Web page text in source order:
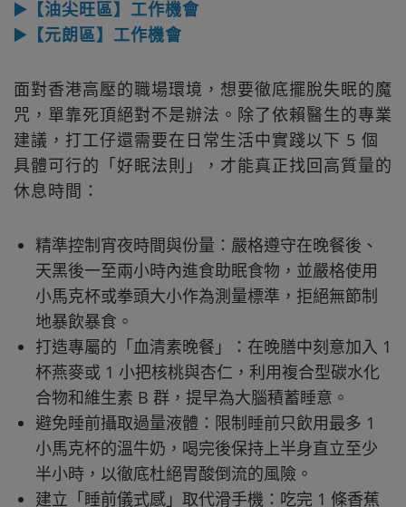
▶️【油尖旺區】工作機會
▶️【元朗區】工作機會
面對香港高壓的職場環境，想要徹底擺脫失眠的魔
咒，單靠死頂絕對不是辦法。除了依賴醫生的專業
建議，打工仔還需要在日常生活中實踐以下 5 個
具體可行的「好眠法則」，才能真正找回高質量的
休息時間：
精準控制宵夜時間與份量：嚴格遵守在晚餐後、
天黑後一至兩小時內進食助眠食物，並嚴格使用
小馬克杯或拳頭大小作為測量標準，拒絕無節制
地暴飲暴食。
打造專屬的「血清素晚餐」：在晚膳中刻意加入 1
杯燕麥或 1 小把核桃與杏仁，利用複合型碳水化
合物和維生素 B 群，提早為大腦積蓄睡意。
避免睡前攝取過量液體：限制睡前只飲用最多 1
小馬克杯的溫牛奶，喝完後保持上半身直立至少
半小時，以徹底杜絕胃酸倒流的風險。
建立「睡前儀式感」取代滑手機：吃完 1 條香蕉